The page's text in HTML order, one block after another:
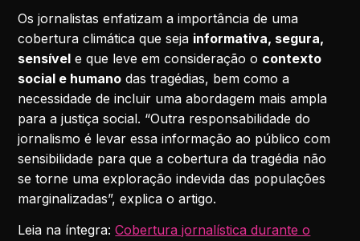
Os jornalistas enfatizam a importância de uma
cobertura climática que seja informativa, segura,
sensível e que leve em consideração o contexto
social e humano das tragédias, bem como a
necessidade de incluir uma abordagem mais ampla
para a justiça social. “Outra responsabilidade do
jornalismo é levar essa informação ao público com
sensibilidade para que a cobertura da tragédia não
se torne uma exploração indevida das populações
marginalizadas”, explica o artigo.
Leia na íntegra:Cobertura jornalística durante o